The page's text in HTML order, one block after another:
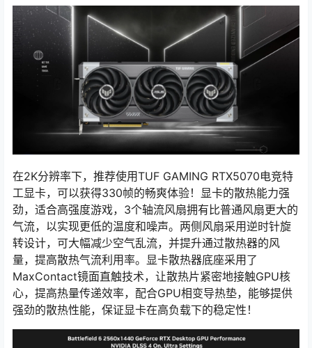
在2K分辨率下，推荐使用TUF GAMING RTX5070电竞特
工显卡，可以获得330帧的畅爽体验！显卡的散热能力强
劲，适合高强度游戏，3个轴流风扇拥有比普通风扇更大的
气流，以实现更低的温度和噪声。两侧风扇采用逆时针旋
转设计，可大幅减少空气乱流，并提升通过散热器的风
量，提高散热气流利用率。显卡散热器底座采用了
MaxContact镜面直触技术，让散热片紧密地接触GPU核
心，提高热量传递效率，配合GPU相变导热垫，能够提供
强劲的散热性能，保证显卡在高负载下的稳定性！